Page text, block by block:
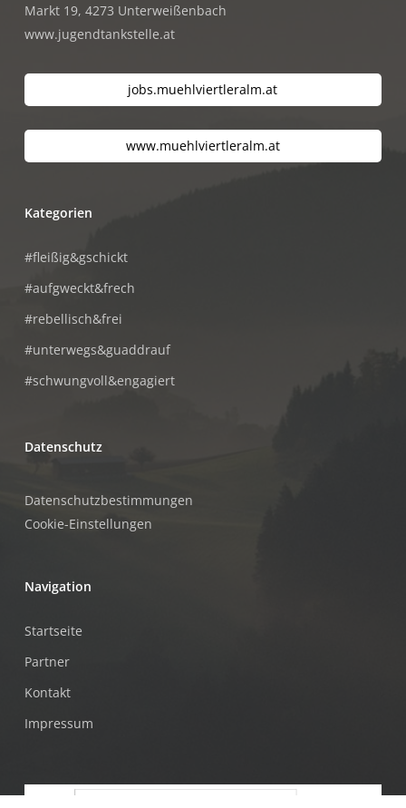
Markt 19, 4273 Unterweißenbach
www.jugendtankstelle.at
jobs.muehlviertleralm.at
www.muehlviertleralm.at
Kategorien
#fleißig&gschickt
#aufgweckt&frech
#rebellisch&frei
#unterwegs&guaddrauf
#schwungvoll&engagiert
Datenschutz
Datenschutzbestimmungen
Cookie-Einstellungen
Navigation
Startseite
Partner
Kontakt
Impressum